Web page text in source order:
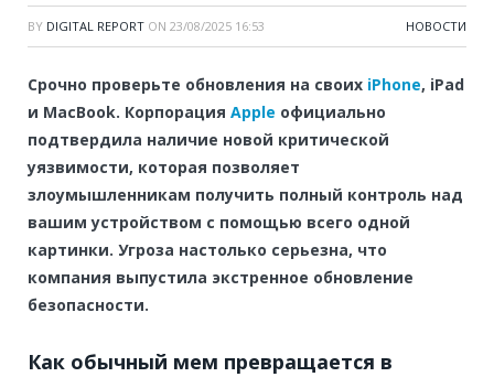
BY DIGITAL REPORT ON 23/08/2025 16:53 НОВОСТИ
Срочно проверьте обновления на своих iPhone, iPad
и MacBook. Корпорация Apple официально
подтвердила наличие новой критической
уязвимости, которая позволяет
злоумышленникам получить полный контроль над
вашим устройством с помощью всего одной
картинки. Угроза настолько серьезна, что
компания выпустила экстренное обновление
безопасности.
Как обычный мем превращается в